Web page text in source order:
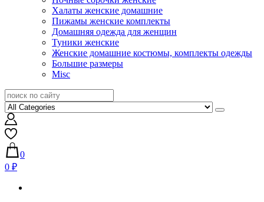
Халаты женские домашние
Пижамы женские комплекты
Домашняя одежда для женщин
Туники женские
Женские домашние костюмы, комплекты одежды
Большие размеры
Misc
0
0 ₽